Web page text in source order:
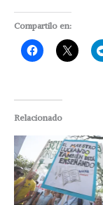
Compartilo en:
Relacionado